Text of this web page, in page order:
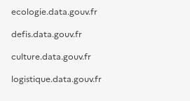
ecologie.data.gouv.fr
defis.data.gouv.fr
culture.data.gouv.fr
logistique.data.gouv.fr